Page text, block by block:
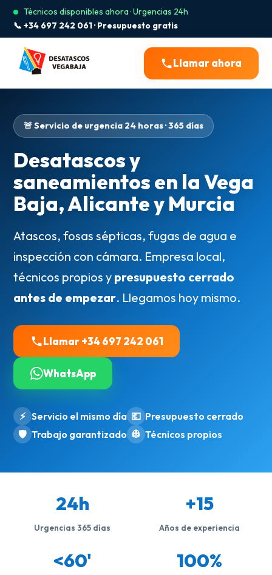
Técnicos disponibles ahora · Urgencias 24h
📞 +34 697 242 061 · Presupuesto gratis
Llamar ahora
🚨 Servicio de urgencia 24 horas · 365 días
Desatascos y
saneamientos en la Vega
Baja, Alicante y Murcia
Atascos, fosas sépticas, fugas de agua e
inspección con cámara. Empresa local,
técnicos propios y presupuesto cerrado
antes de empezar. Llegamos hoy mismo.
Llamar +34 697 242 061
WhatsApp
⚡ Servicio el mismo día 💶 Presupuesto cerrado
🛡️ Trabajo garantizado 👷 Técnicos propios
24h
Urgencias 365 días
+15
Años de experiencia
<60' 100%